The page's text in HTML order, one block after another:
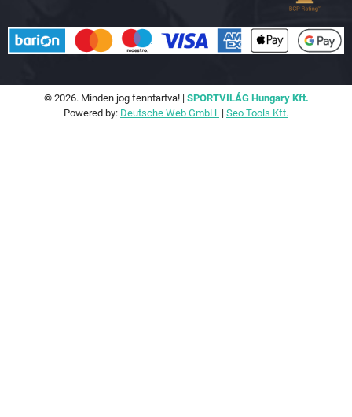
© 2026. Minden jog fenntartva! | SPORTVILÁG Hungary Kft.
Powered by: Deutsche Web GmbH. | Seo Tools Kft.